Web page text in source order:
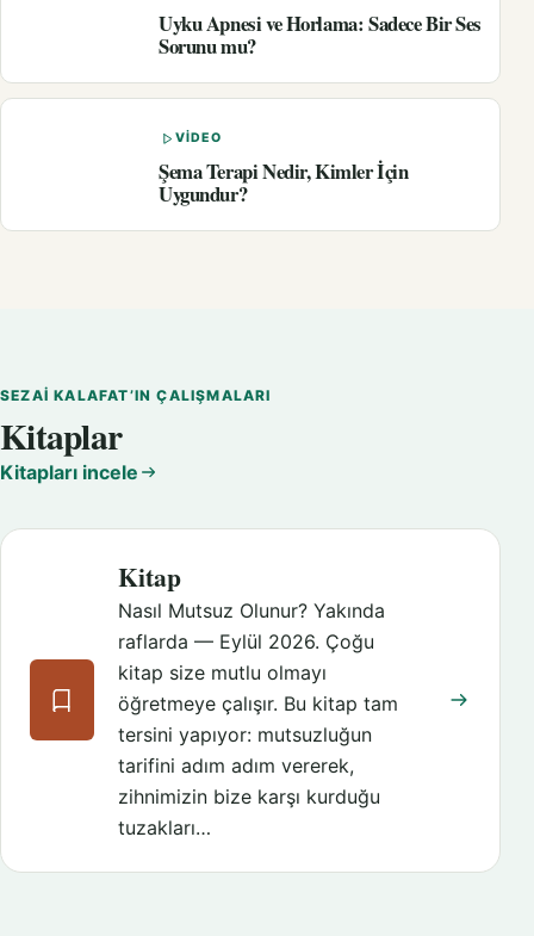
Uyku Apnesi ve Horlama: Sadece Bir Ses
Sorunu mu?
VIDEO
Şema Terapi Nedir, Kimler İçin
Uygundur?
SEZAI KALAFAT’IN ÇALIŞMALARI
Kitaplar
Kitapları incele
Kitap
Nasıl Mutsuz Olunur? Yakında
raflarda — Eylül 2026. Çoğu
kitap size mutlu olmayı
öğretmeye çalışır. Bu kitap tam
tersini yapıyor: mutsuzluğun
tarifini adım adım vererek,
zihnimizin bize karşı kurduğu
tuzakları…